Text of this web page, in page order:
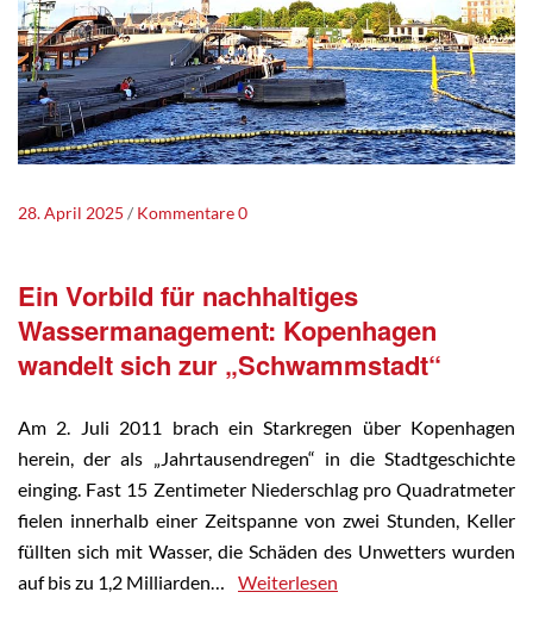
28. April 2025 Kommentare 0
Ein Vorbild für nachhaltiges
Wassermanagement: Kopenhagen
wandelt sich zur „Schwammstadt“
Am 2. Juli 2011 brach ein Starkregen über Kopenhagen
herein, der als „Jahrtausendregen“ in die Stadtgeschichte
einging. Fast 15 Zentimeter Niederschlag pro Quadratmeter
fielen innerhalb einer Zeitspanne von zwei Stunden, Keller
füllten sich mit Wasser, die Schäden des Unwetters wurden
auf bis zu 1,2 Milliarden…
Weiterlesen